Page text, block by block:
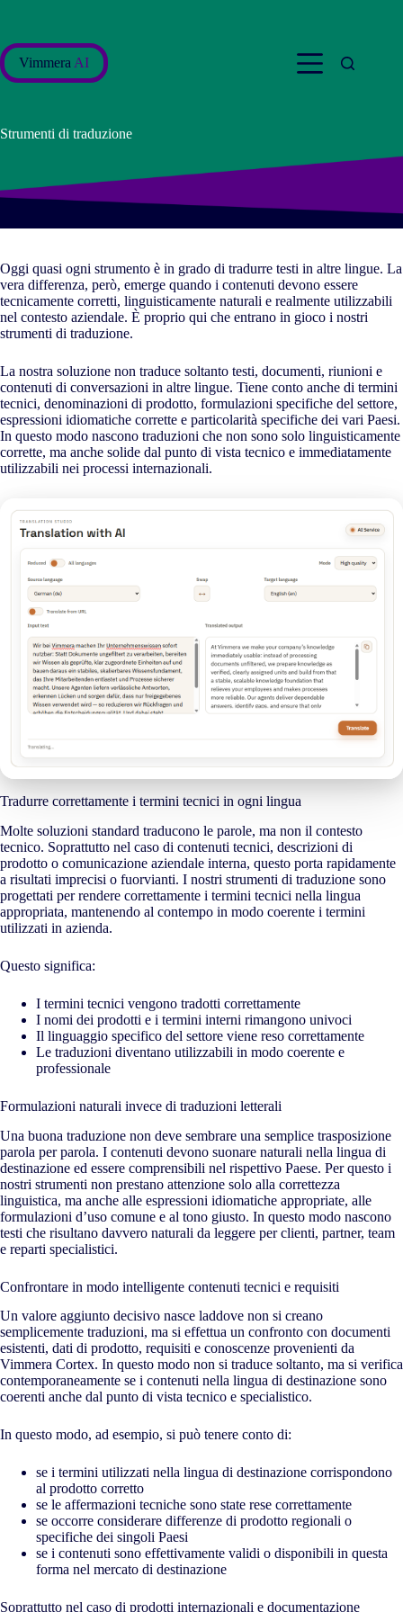
Vimmera AI
Strumenti di traduzione
Oggi quasi ogni strumento è in grado di tradurre testi in altre lingue. La
vera differenza, però, emerge quando i contenuti devono essere
tecnicamente corretti, linguisticamente naturali e realmente utilizzabili
nel contesto aziendale. È proprio qui che entrano in gioco i nostri
strumenti di traduzione.
La nostra soluzione non traduce soltanto testi, documenti, riunioni e
contenuti di conversazioni in altre lingue. Tiene conto anche di termini
tecnici, denominazioni di prodotto, formulazioni specifiche del settore,
espressioni idiomatiche corrette e particolarità specifiche dei vari Paesi.
In questo modo nascono traduzioni che non sono solo linguisticamente
corrette, ma anche solide dal punto di vista tecnico e immediatamente
utilizzabili nei processi internazionali.
Tradurre correttamente i termini tecnici in ogni lingua
Molte soluzioni standard traducono le parole, ma non il contesto
tecnico. Soprattutto nel caso di contenuti tecnici, descrizioni di
prodotto o comunicazione aziendale interna, questo porta rapidamente
a risultati imprecisi o fuorvianti. I nostri strumenti di traduzione sono
progettati per rendere correttamente i termini tecnici nella lingua
appropriata, mantenendo al contempo in modo coerente i termini
utilizzati in azienda.
Questo significa:
I termini tecnici vengono tradotti correttamente
I nomi dei prodotti e i termini interni rimangono univoci
Il linguaggio specifico del settore viene reso correttamente
Le traduzioni diventano utilizzabili in modo coerente e
professionale
Formulazioni naturali invece di traduzioni letterali
Una buona traduzione non deve sembrare una semplice trasposizione
parola per parola. I contenuti devono suonare naturali nella lingua di
destinazione ed essere comprensibili nel rispettivo Paese. Per questo i
nostri strumenti non prestano attenzione solo alla correttezza
linguistica, ma anche alle espressioni idiomatiche appropriate, alle
formulazioni d’uso comune e al tono giusto. In questo modo nascono
testi che risultano davvero naturali da leggere per clienti, partner, team
e reparti specialistici.
Confrontare in modo intelligente contenuti tecnici e requisiti
Un valore aggiunto decisivo nasce laddove non si creano
semplicemente traduzioni, ma si effettua un confronto con documenti
esistenti, dati di prodotto, requisiti e conoscenze provenienti da
Vimmera Cortex. In questo modo non si traduce soltanto, ma si verifica
contemporaneamente se i contenuti nella lingua di destinazione sono
coerenti anche dal punto di vista tecnico e specialistico.
In questo modo, ad esempio, si può tenere conto di:
se i termini utilizzati nella lingua di destinazione corrispondono
al prodotto corretto
se le affermazioni tecniche sono state rese correttamente
se occorre considerare differenze di prodotto regionali o
specifiche dei singoli Paesi
se i contenuti sono effettivamente validi o disponibili in questa
forma nel mercato di destinazione
Soprattutto nel caso di prodotti internazionali e documentazione